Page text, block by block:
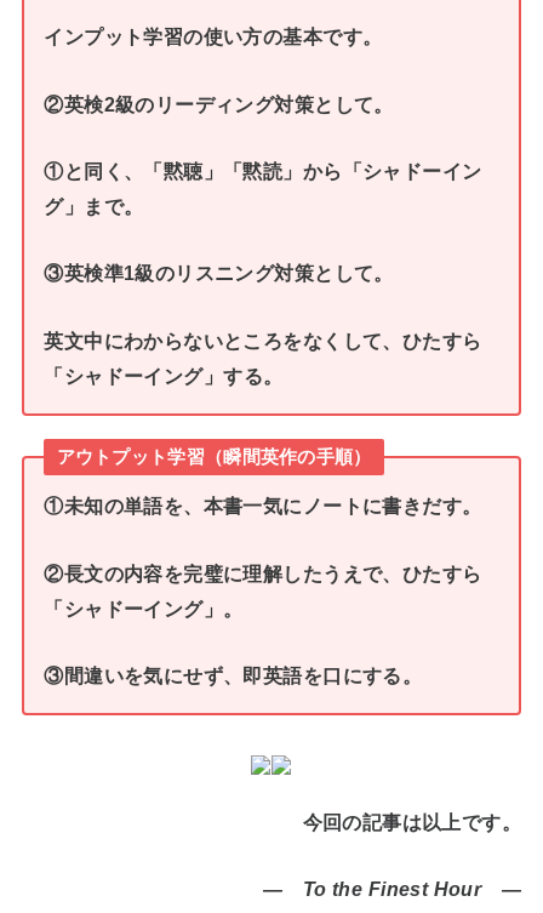
インプット学習の使い方の基本です。
②英検2級のリーディング対策として。
①と同く、
「黙聴」「黙読」から「シャドーイン
グ」
まで。
③英検準1級のリスニング対策として。
英文中にわからないところをなくして、 ひたすら
「シャドーイング」する。
アウトプット学習（瞬間英作の手順）
①未知の単語を、本書一気にノートに書きだす。
②長文の内容を完璧に理解したうえで、ひたすら
「シャドーイング」。
③間違いを気にせず、即英語を口にする。
今回の記事は以上です。
― To the Finest Hour ―